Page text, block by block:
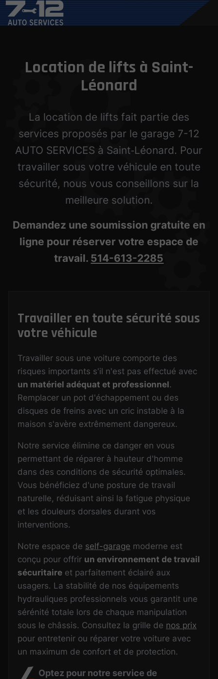
Location de lifts à Saint-
Léonard
La location de lifts fait partie des
services proposés par le garage 7-12
AUTO SERVICES à Saint‑Léonard. Pour
travailler sous votre véhicule en toute
sécurité, nous vous conseillons sur la
meilleure solution.
Demandez une soumission gratuite en
ligne pour réserver votre espace de
travail. 514-613-2285
Travailler en toute sécurité sous
votre véhicule
Travailler sous une voiture comporte des
risques importants s'il n'est pas effectué avec
un matériel adéquat et professionnel.
Remplacer un pot d'échappement ou des
disques de freins avec un cric instable à la
maison s'avère extrêmement dangereux.
Notre service élimine ce danger en vous
permettant de réparer à hauteur d'homme
dans des conditions de sécurité optimales.
Vous bénéficiez d'une posture de travail
naturelle, réduisant ainsi la fatigue physique
et les douleurs dorsales durant vos
interventions.
Notre espace de self-garage moderne est
conçu pour offrir un environnement de travail
sécuritaire et parfaitement éclairé aux
usagers. La stabilité de nos équipements
hydrauliques professionnels vous garantit une
sérénité totale lors de chaque manipulation
sous le châssis. Consultez la grille de nos prix
pour entretenir ou réparer votre voiture avec
un maximum de confort et de protection.
Optez pour notre service de